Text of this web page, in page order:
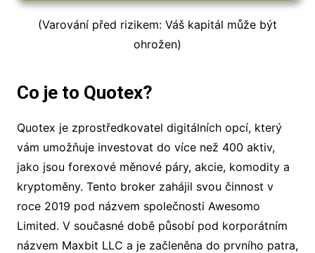
(Varování před rizikem: Váš kapitál může být
ohrožen)
Co je to Quotex?
Quotex je zprostředkovatel digitálních opcí, který
vám umožňuje investovat do více než 400 aktiv,
jako jsou forexové měnové páry, akcie, komodity a
kryptoměny. Tento broker zahájil svou činnost v
roce 2019 pod názvem společnosti Awesomo
Limited. V současné době působí pod korporátním
názvem Maxbit LLC a je začleněna do prvního patra,